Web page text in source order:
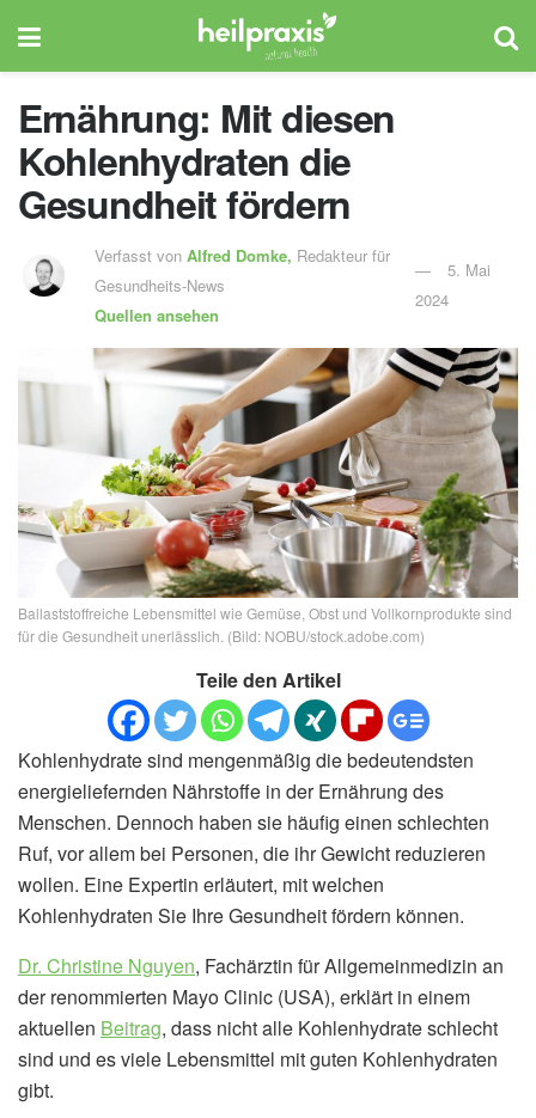
Ernährung: Mit diesen
Kohlenhydraten die
Gesundheit fördern
Verfasst von Alfred Domke, Redakteur für
Gesundheits-News
Quellen ansehen
5. Mai
2024
Ballaststoffreiche Lebensmittel wie Gemüse, Obst und Vollkornprodukte sind
für die Gesundheit unerlässlich. (Bild: NOBU/stock.adobe.com)
Teile den Artikel
Kohlenhydrate sind mengenmäßig die bedeutendsten
energieliefernden Nährstoffe in der Ernährung des
Menschen. Dennoch haben sie häufig einen schlechten
Ruf, vor allem bei Personen, die ihr Gewicht reduzieren
wollen. Eine Expertin erläutert, mit welchen
Kohlenhydraten Sie Ihre Gesundheit fördern können.
Dr. Christine Nguyen, Fachärztin für Allgemeinmedizin an
der renommierten Mayo Clinic (USA), erklärt in einem
aktuellen Beitrag, dass nicht alle Kohlenhydrate schlecht
sind und es viele Lebensmittel mit guten Kohlenhydraten
gibt.